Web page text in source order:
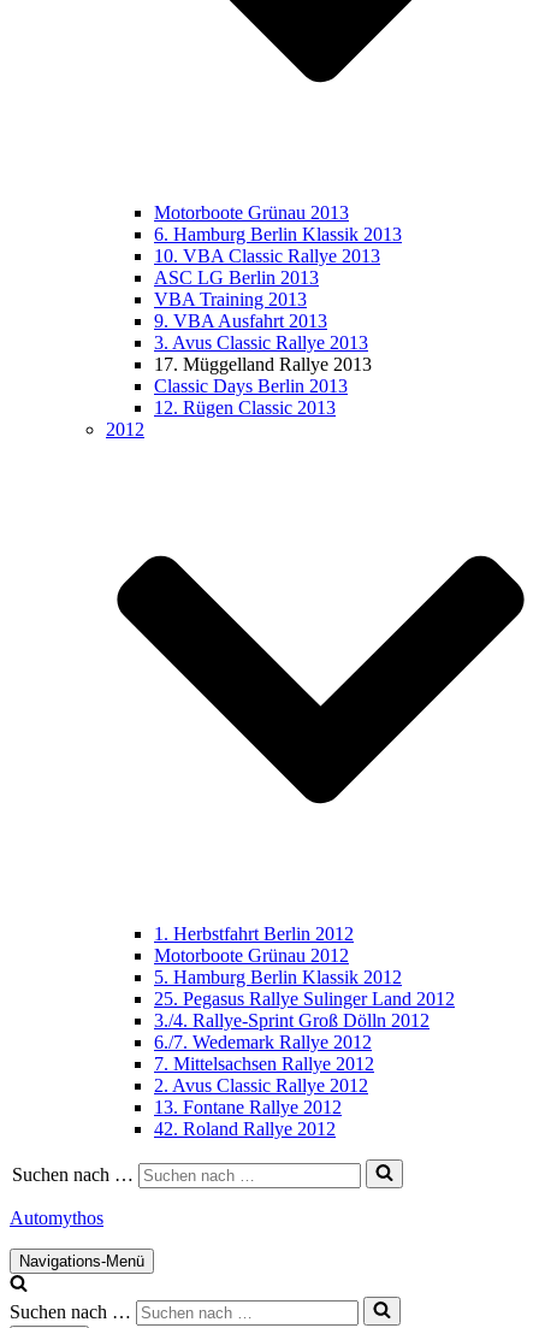
Motorboote Grünau 2013
6. Hamburg Berlin Klassik 2013
10. VBA Classic Rallye 2013
ASC LG Berlin 2013
VBA Training 2013
9. VBA Ausfahrt 2013
3. Avus Classic Rallye 2013
17. Müggelland Rallye 2013
Classic Days Berlin 2013
12. Rügen Classic 2013
2012
1. Herbstfahrt Berlin 2012
Motorboote Grünau 2012
5. Hamburg Berlin Klassik 2012
25. Pegasus Rallye Sulinger Land 2012
3./4. Rallye-Sprint Groß Dölln 2012
6./7. Wedemark Rallye 2012
7. Mittelsachsen Rallye 2012
2. Avus Classic Rallye 2012
13. Fontane Rallye 2012
42. Roland Rallye 2012
Suchen nach …
Automythos
Navigations-Menü
Suchen nach …